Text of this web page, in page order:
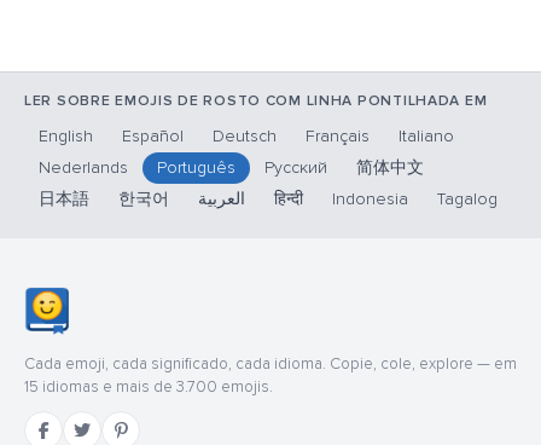
LER SOBRE EMOJIS DE ROSTO COM LINHA PONTILHADA EM
English Español Deutsch Français
Italiano
Nederlands
Português Русский
简体中文
日本語
한국어 العربية हिन्दी Indonesia Tagalog
Cada emoji, cada significado, cada idioma. Copie, cole, explore — em
15 idiomas e mais de 3.700 emojis.